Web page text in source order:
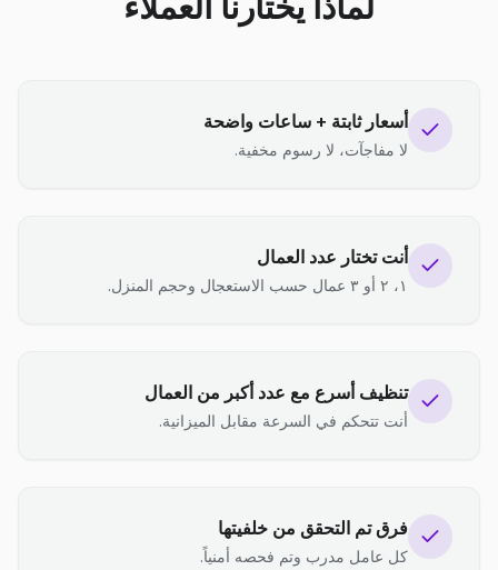
أسعار ثابتة + ساعات واضحة
لا مفاجآت، لا رسوم مخفية.
أنت تختار عدد العمال
١، ٢ أو ٣ عمال حسب الاستعجال وحجم المنزل.
تنظيف أسرع مع عدد أكبر من العمال
أنت تتحكم في السرعة مقابل الميزانية.
فرق تم التحقق من خلفيتها
كل عامل مدرب وتم فحصه أمنياً.